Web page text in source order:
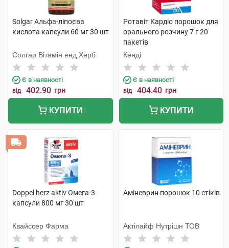
Solgar Альфа-ліпоєва
кислота капсули 60 мг 30 шт
Солгар Вітамін енд Херб
Є в наявності
від 402.90 грн
КУПИТИ
Ротавіт Кардіо порошок для
орального розчину 7 г 20
пакетів
Кенді
Є в наявності
від 404.40 грн
КУПИТИ
Doppel herz aktiv Омега-3
капсули 800 мг 30 шт
Квайссер Фарма
Аміневрин порошок 10 стіків
Актілайф Нутрішн ТОВ